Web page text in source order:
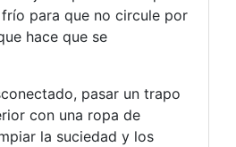
para que no circule por
hace que se
pasar un trapo
con una ropa de
la suciedad y los